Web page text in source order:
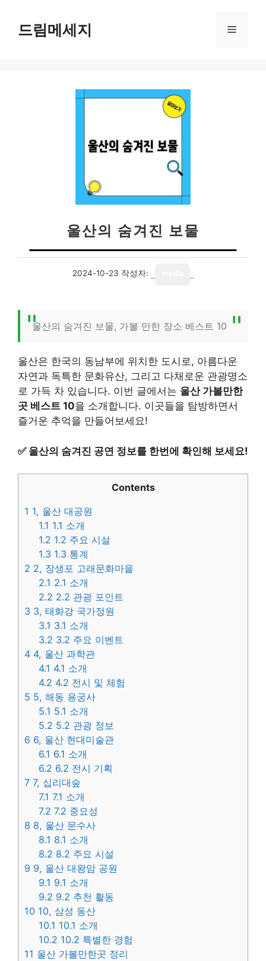
드림메세지 메
울산의 숨겨진 보물
2024-10-23 작성자:
울산의 숨겨진 보물, 가볼 만한 장소 베스트 10
울산은 한국의 동남부에 위치한 도시로, 아름다운
자연과 독특한 문화유산, 그리고 다채로운 관광명소
로 가득 차 있습니다. 이번 글에서는 울산 가볼만한
곳 베스트 10을 소개합니다. 이곳들을 탐방하면서
즐거운 추억을 만들어보세요!
✅ 울산의 숨겨진 공연 정보를 한번에 확인해 보세요!
Contents
1 1, 울산 대공원
1.1 1.1 소개
1.2 1.2 주요 시설
1.3 1.3 통계
2 2, 장생포 고래문화마을
2.1 2.1 소개
2.2 2.2 관광 포인트
3 3, 태화강 국가정원
3.1 3.1 소개
3.2 3.2 주요 이벤트
4 4, 울산 과학관
4.1 4.1 소개
4.2 4.2 전시 및 체험
5 5, 해동 용궁사
5.1 5.1 소개
5.2 5.2 관광 정보
6 6, 울산 현대미술관
6.1 6.1 소개
6.2 6.2 전시 기획
7 7, 십리대숲
7.1 7.1 소개
7.2 7.2 중요성
8 8, 울산 문수사
8.1 8.1 소개
8.2 8.2 주요 시설
9 9, 울산 대왕암 공원
9.1 9.1 소개
9.2 9.2 추천 활동
10 10, 삼성 동산
10.1 10.1 소개
10.2 10.2 특별한 경험
11 울산 가볼만한곳 정리